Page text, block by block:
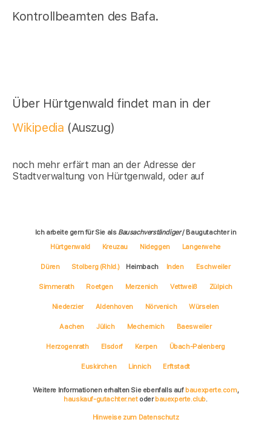
Kontrollbeamten des Bafa.
Über Hürtgenwald findet man in der
Wikipedia (Auszug)
noch mehr erfärt man an der Adresse der
Stadtverwaltung von Hürtgenwald, oder auf
Ich arbeite gern für Sie als Bausachverständiger/ Baugutachter in
Hürtgenwald
Kreuzau Nideggen Langerwehe
Düren Stolberg (Rhld.) Heimbach Inden Eschweiler
Simmerath Roetgen Merzenich Vettweiß Zülpich
Niederzier Aldenhoven Nörvenich Würselen
Aachen Jülich Mechernich Baesweiler
Herzogenrath Elsdorf Kerpen Übach-Palenberg
Euskirchen Linnich Erftstadt
Weitere Informationen erhalten Sie ebenfalls auf bauexperte.com,
hauskauf-gutachter.netoderbauexperte.club.
Hinweise zum Datenschutz